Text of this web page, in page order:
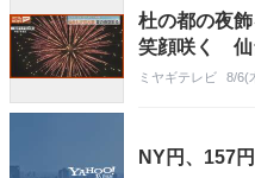
杜の都の夜
笑顔咲く 仙
ミヤギテレビ 8/6(
NY円、157